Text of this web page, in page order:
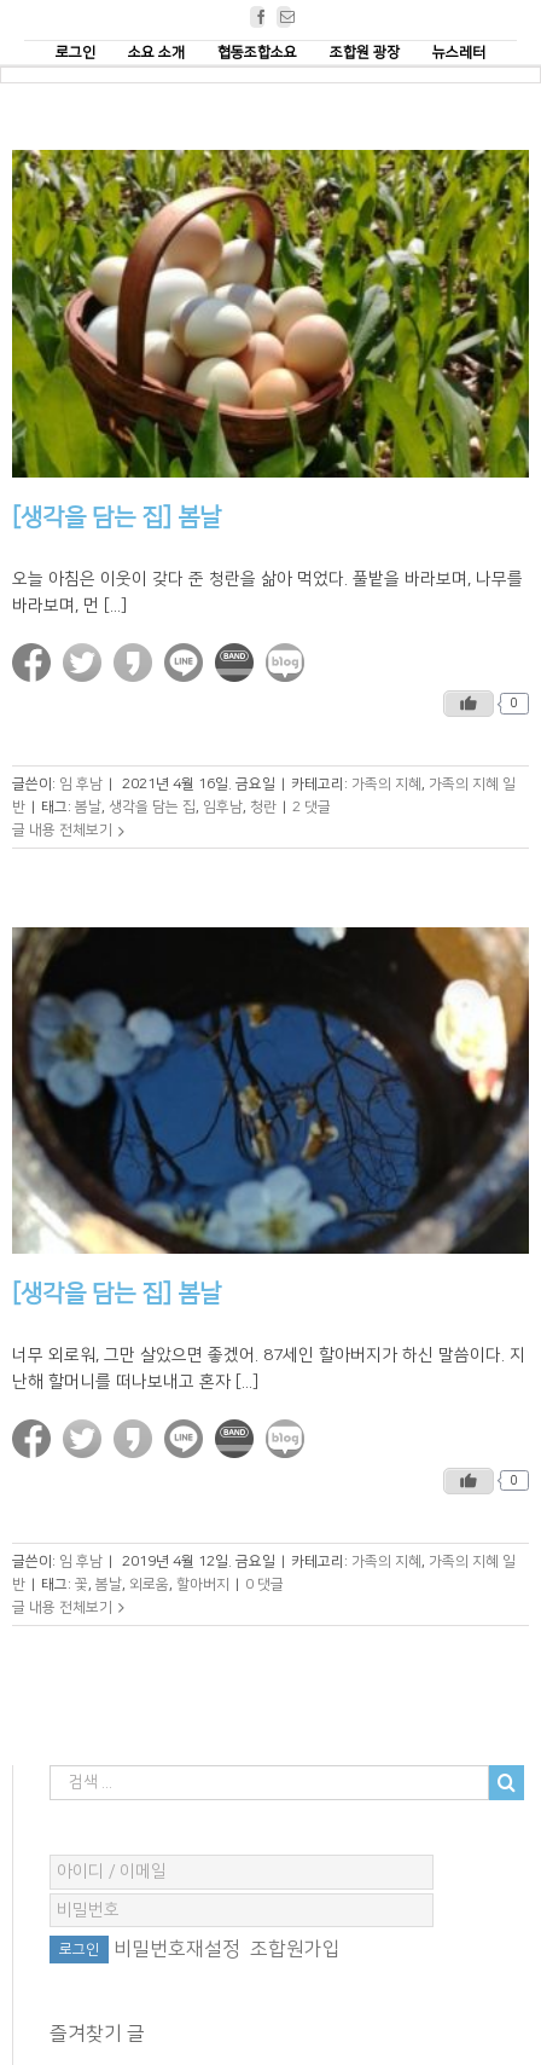
Facebook
로그인
소요 소개 협동조합소요 조합원 광장 뉴스레터
[생각을 담는 집] 봄날
오늘 아침은 이웃이 갖다 준 청란을 삶아 먹었다. 풀밭을 바라보며, 나무를
바라보며, 먼 [...]
0
글쓴이: 임 후남 | 2021년 4월 16일. 금요일 | 카테고리: 가족의 지혜 , 가족의 지혜 일
반 | 태그: 봄날, 생각을 담는 집, 임후남, 청란 | 2 댓글
글 내용 전체보기
[생각을 담는 집] 봄날
너무 외로워, 그만 살았으면 좋겠어. 87세인 할아버지가 하신 말씀이다. 지
난해 할머니를 떠나보내고 혼자 [...]
0
글쓴이: 임 후남 | 2019년 4월 12일. 금요일 | 카테고리: 가족의 지혜
가족의 지혜 일
반 | 태그: 꽃 봄날 외로움 할아버지 | 0 댓글
글 내용 전체보기
비밀번호재설정 조합원가입
즐겨찾기 글